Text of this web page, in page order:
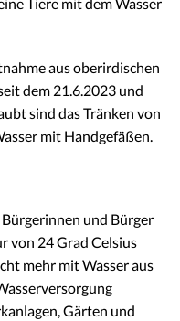
Tiere mit dem Wasser
aus oberirdischen
dem 21.6.2023 und
sind das Tränken von
mit Handgefäßen.
und Bürger
von 24 Grad Celsius
mehr mit Wasser aus
Gärten und